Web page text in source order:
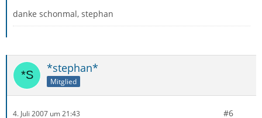
danke schonmal, stephan
*stephan*
Mitglied
4. Juli 2007 um 21:43 #6